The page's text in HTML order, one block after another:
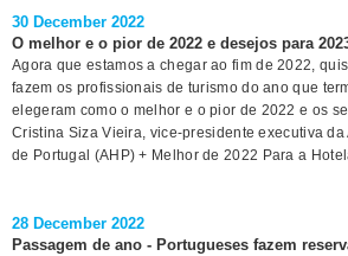
30 December 2022
O melhor e o pior de 2022 e desejos para
Agora que estamos a chegar ao fim de 2022,
fazem os profissionais de turismo do ano que
elegeram como o melhor e o pior de 2022 e os
Cristina Siza Vieira, vice-presidente executiva
de Portugal (AHP) + Melhor de 2022 Para a
28 December 2022
Passagem de ano - Portugueses fazem